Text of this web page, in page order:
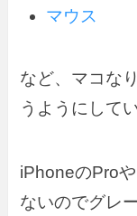
マウス
など、マコな
うようにして
iPhoneのPro
ないのでグレ